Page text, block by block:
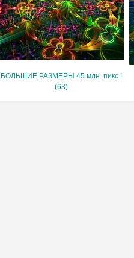
БОЛЬШИЕ РАЗМЕРЫ 45 млн. пикс.!
(63)